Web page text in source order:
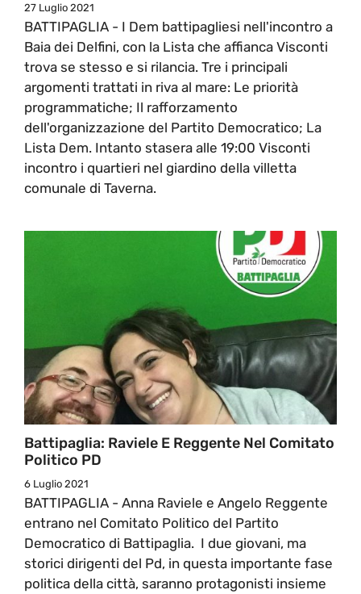
27 Luglio 2021
BATTIPAGLIA - I Dem battipagliesi nell'incontro a
Baia dei Delfini, con la Lista che affianca Visconti
trova se stesso e si rilancia. Tre i principali
argomenti trattati in riva al mare: Le priorità
programmatiche; Il rafforzamento
dell'organizzazione del Partito Democratico; La
Lista Dem. Intanto stasera alle 19:00 Visconti
incontro i quartieri nel giardino della villetta
comunale di Taverna.
Battipaglia: Raviele E Reggente Nel Comitato
Politico PD
6 Luglio 2021
BATTIPAGLIA - Anna Raviele e Angelo Reggente
entrano nel Comitato Politico del Partito
Democratico di Battipaglia. I due giovani, ma
storici dirigenti del Pd, in questa importante fase
politica della città, saranno protagonisti insieme